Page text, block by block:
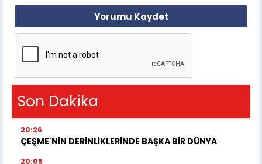
Yorumu Kaydet
Son Dakika
20:26
ÇEŞME'NİN DERİNLİKLERİNDE BAŞKA BİR DÜNYA
20:05